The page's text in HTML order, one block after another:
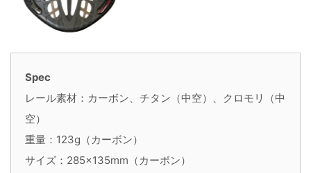
Spec
レール素材：カーボン、チタン（中空）、クロモリ（中
空）
重量：123g（カーボン）
サイズ：285×135mm（カーボン）